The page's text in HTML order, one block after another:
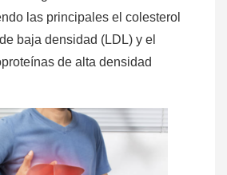
las principales el colesterol
baja densidad (LDL) y el
de alta densidad